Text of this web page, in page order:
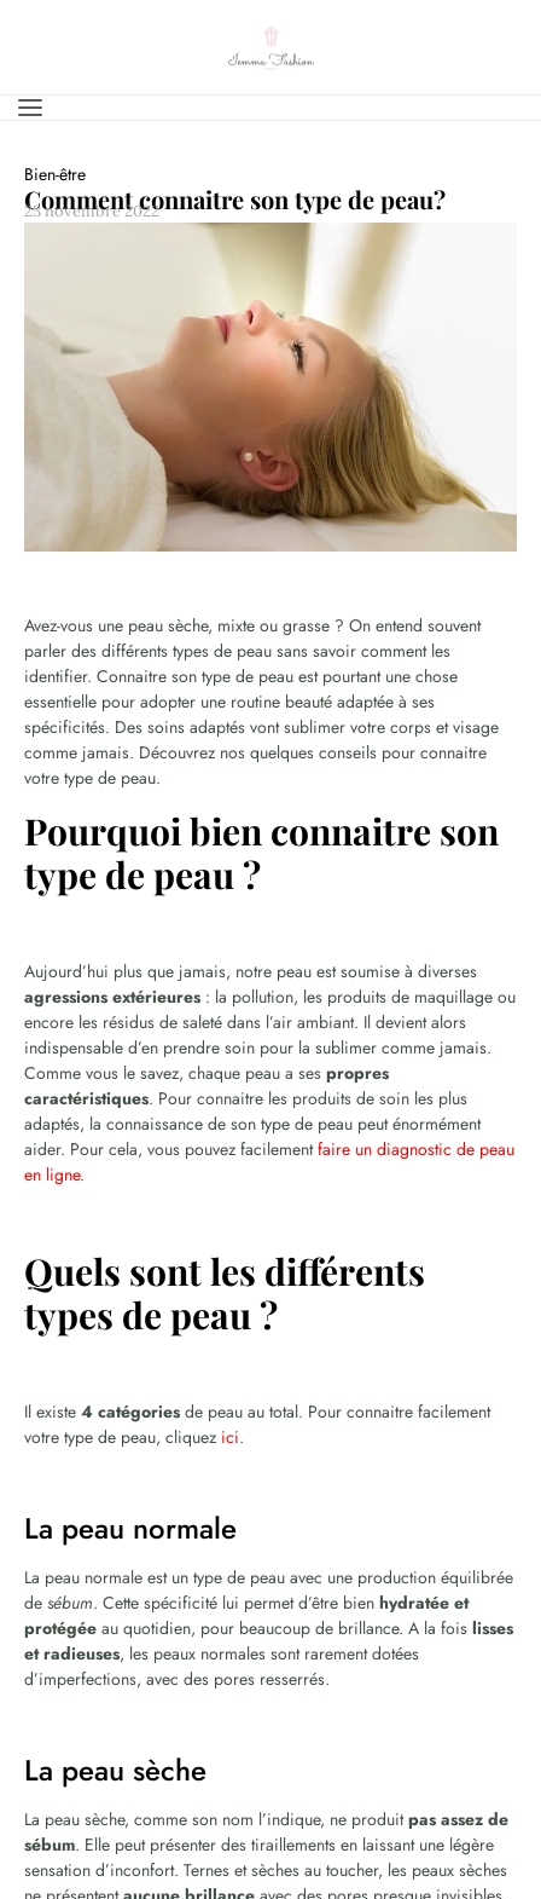
Bien-être
Comment connaitre son type de peau?
23 novembre 2022
Avez-vous une peau sèche, mixte ou grasse ? On entend souvent
parler des différents types de peau sans savoir comment les
identifier. Connaitre son type de peau est pourtant une chose
essentielle pour adopter une routine beauté adaptée à ses
spécificités. Des soins adaptés vont sublimer votre corps et visage
comme jamais. Découvrez nos quelques conseils pour connaitre
votre type de peau.
Pourquoi bien connaitre son
type de peau ?
Aujourd’hui plus que jamais, notre peau est soumise à diverses
agressions extérieures : la pollution, les produits de maquillage ou
encore les résidus de saleté dans l’air ambiant. Il devient alors
indispensable d’en prendre soin pour la sublimer comme jamais.
Comme vous le savez, chaque peau a ses propres
caractéristiques. Pour connaitre les produits de soin les plus
adaptés, la connaissance de son type de peau peut énormément
aider. Pour cela, vous pouvez facilementfaire un diagnostic de peau
en ligne.
Quels sont les différents
types de peau ?
Il existe 4 catégories de peau au total. Pour connaitre facilement
votre type de peau, cliquez ici.
La peau normale
La peau normale est un type de peau avec une production équilibrée
de sébum. Cette spécificité lui permet d’être bien hydratée et
protégée au quotidien, pour beaucoup de brillance. A la fois lisses
et radieuses, les peaux normales sont rarement dotées
d’imperfections, avec des pores resserrés.
La peau sèche
La peau sèche, comme son nom l’indique, ne produitpas assez de
sébum. Elle peut présenter des tiraillements en laissant une légère
sensation d’inconfort. Ternes et sèches au toucher, les peaux sèches